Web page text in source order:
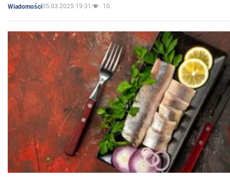
Wiadomości05.03.2025 19:31 10